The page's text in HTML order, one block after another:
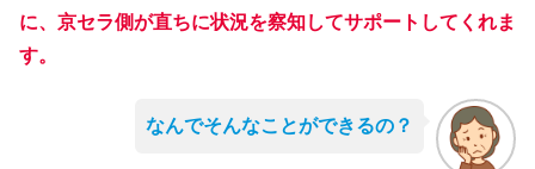
に、京セラ側が直ちに状況を察知してサポートしてくれま
す。
なんでそんなことができるの？